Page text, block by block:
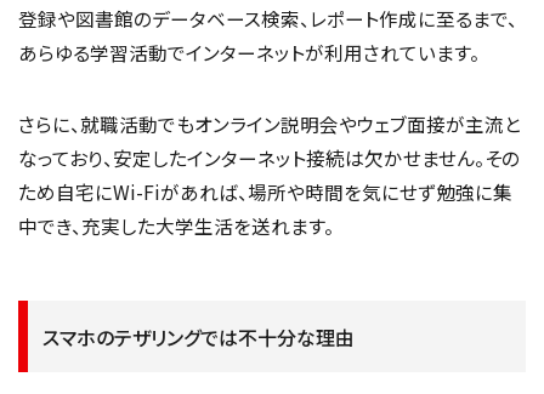
登録や図書館のデータベース検索、レポート作成に至るまで、
あらゆる学習活動でインターネットが利用されています。
さらに、就職活動でもオンライン説明会やウェブ面接が主流と
なっており、安定したインターネット接続は欠かせません。その
ため自宅にWi-Fiがあれば、場所や時間を気にせず勉強に集
中でき、充実した大学生活を送れます。
スマホのテザリングでは不十分な理由